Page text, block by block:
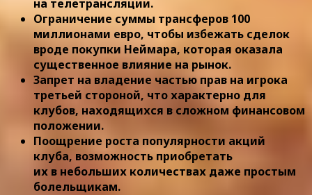
на телетрансляции.
Ограничение суммы трансферов 100
миллионами евро, чтобы избежать сделок
вроде покупки Неймара, которая оказала
существенное влияние на рынок.
Запрет на владение частью прав на игрока
третьей стороной, что характерно для
клубов, находящихся в сложном финансовом
положении.
Поощрение роста популярности акций
клуба, возможность приобретать
их в небольших количествах даже простым
болельщикам.